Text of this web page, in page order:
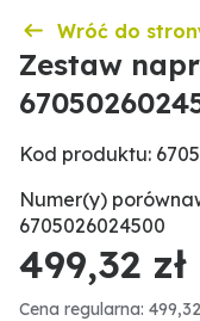
Wróć do
Zestaw
Kod produktu:
Numer(y)
6705026024500
499,32 zł
Cena regularna: